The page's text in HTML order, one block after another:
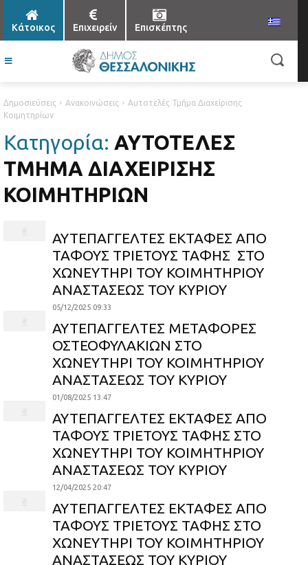
Κάτοικος Επιχειρείν Επισκέπτης
Δημοσιεύσεις Ανακοινώσεις
Αυτοτελές Τμήμα Διαχείρισης
Κοιμητηρίων
Κατηγορία: ΑΥΤΟΤΕΛΈΣ
ΤΜΉΜΑ ΔΙΑΧΕΊΡΙΣΗΣ
ΚΟΙΜΗΤΗΡΊΩΝ
ΑΥΤΕΠΑΓΓΕΛΤΕΣ ΕΚΤΑΦΕΣ ΑΠΟ
ΤΑΦΟΥΣ ΤΡΙΕΤΟΥΣ ΤΑΦΗΣ ΣΤΟ
ΧΩΝΕΥΤΗΡΙ ΤΟΥ ΚΟΙΜΗΤΗΡΙΟΥ
ΑΝΑΣΤΑΣΕΩΣ ΤΟΥ ΚΥΡΙΟΥ
05/12/2025 09:33
ΑΥΤΕΠΑΓΓΕΛΤΕΣ ΜΕΤΑΦΟΡΕΣ
ΟΣΤΕΟΦΥΛΑΚΙΩΝ ΣΤΟ
ΧΩΝΕΥΤΗΡΙ ΤΟΥ ΚΟΙΜΗΤΗΡΙΟΥ
ΑΝΑΣΤΑΣΕΩΣ ΤΟΥ ΚΥΡΙΟΥ
01/08/2025 13:47
ΑΥΤΕΠΑΓΓΕΛΤΕΣ ΕΚΤΑΦΕΣ ΑΠΟ
ΤΑΦΟΥΣ ΤΡΙΕΤΟΥΣ ΤΑΦΗΣ ΣΤΟ
ΧΩΝΕΥΤΗΡΙ ΤΟΥ ΚΟΙΜΗΤΗΡΙΟΥ
ΑΝΑΣΤΑΣΕΩΣ ΤΟΥ ΚΥΡΙΟΥ
12/04/2025 20:47
ΑΥΤΕΠΑΓΓΕΛΤΕΣ ΕΚΤΑΦΕΣ ΑΠΟ
ΤΑΦΟΥΣ ΤΡΙΕΤΟΥΣ ΤΑΦΗΣ ΣΤΟ
ΧΩΝΕΥΤΗΡΙ ΤΟΥ ΚΟΙΜΗΤΗΡΙΟΥ
ΑΝΑΣΤΑΣΕΩΣ ΤΟΥ ΚΥΡΙΟΥ